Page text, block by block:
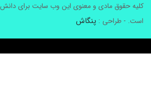
حقوق مادی و معنوی این وب سایت برای دانش
- طراحی :پنگاش